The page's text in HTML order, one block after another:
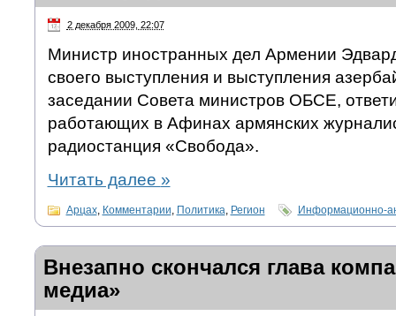
2 декабря 2009, 22:07
Министр иностранных дел Армении
своего выступления и выступления
заседании Совета министров ОБСЕ,
работающих в Афинах армянских
радиостанция «Свобода».
Читать далее »
Арцах, Комментарии, Политика, Регион Информационно-
Внезапно скончался глава
медиа»